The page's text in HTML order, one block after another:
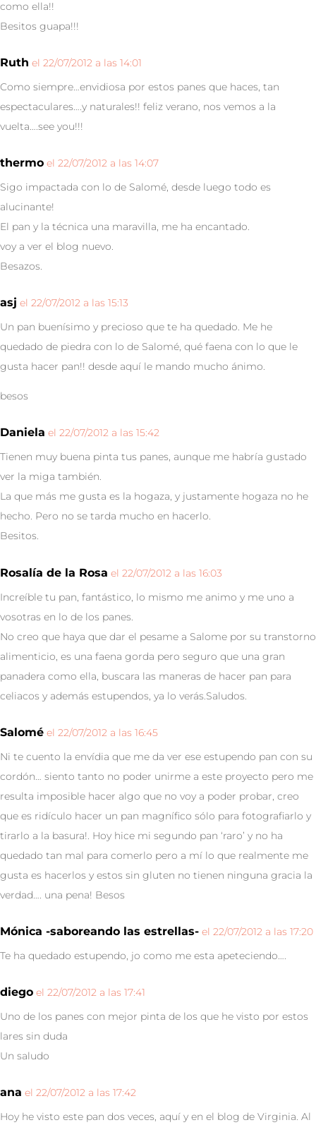
como ella!!
Besitos guapa!!!
Ruth el 22/07/2012 a las 14:01
Como siempre…envidiosa por estos panes que haces, tan
espectaculares….y naturales!! feliz verano, nos vemos a la
vuelta….see you!!!
thermo el 22/07/2012 a las 14:07
Sigo impactada con lo de Salomé, desde luego todo es
alucinante!
El pan y la técnica una maravilla, me ha encantado.
voy a ver el blog nuevo.
Besazos.
asj el 22/07/2012 a las 15:13
Un pan buenísimo y precioso que te ha quedado. Me he
quedado de piedra con lo de Salomé, qué faena con lo que le
gusta hacer pan!! desde aquí le mando mucho ánimo.
besos
Daniela el 22/07/2012 a las 15:42
Tienen muy buena pinta tus panes, aunque me habría gustado
ver la miga también.
La que más me gusta es la hogaza, y justamente hogaza no he
hecho. Pero no se tarda mucho en hacerlo.
Besitos.
Rosalía de la Rosa el 22/07/2012 a las 16:03
Increíble tu pan, fantástico, lo mismo me animo y me uno a
vosotras en lo de los panes.
No creo que haya que dar el pesame a Salome por su transtorno
alimenticio, es una faena gorda pero seguro que una gran
panadera como ella, buscara las maneras de hacer pan para
celiacos y además estupendos, ya lo verás.Saludos.
Salomé el 22/07/2012 a las 16:45
Ni te cuento la envídia que me da ver ese estupendo pan con su
cordón… siento tanto no poder unirme a este proyecto pero me
resulta imposible hacer algo que no voy a poder probar, creo
que es ridículo hacer un pan magnífico sólo para fotografiarlo y
tirarlo a la basura!. Hoy hice mi segundo pan ‘raro’ y no ha
quedado tan mal para comerlo pero a mí lo que realmente me
gusta es hacerlos y estos sin gluten no tienen ninguna gracia la
verdad…. una pena! Besos
Mónica -saboreando las estrellas- el 22/07/2012 a las 17:20
Te ha quedado estupendo, jo como me esta apeteciendo….
diego el 22/07/2012 a las 17:41
Uno de los panes con mejor pinta de los que he visto por estos
lares sin duda
Un saludo
ana el 22/07/2012 a las 17:42
Hoy he visto este pan dos veces, aquí y en el blog de Virginia. Al